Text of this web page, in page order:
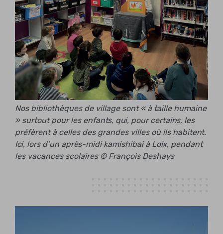
Nos bibliothèques de village sont « à taille humaine
» surtout pour les enfants, qui, pour certains, les
préfèrent à celles des grandes villes où ils habitent.
Ici, lors d’un après-midi kamishibai à Loix, pendant
les vacances scolaires © François Deshays